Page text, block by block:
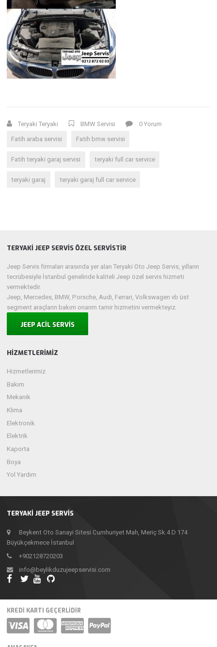
Teryaki Teryaki BMW Servisi 0 Yorum
Fatih araba servisi Fatih bmw servisi
Fatih teryaki garaj servisi teryaki full car service
teryaki garaj teryaki garaj full car service
TERYAKİ JEEP SERVİS
Beykent Oto Sanayi Sitesi Cumhuriyet Mah, Meriç Sk.4 D 174
Büyükçekmece İstanbul
+902128720203
info@beylikduzujeepservisi.com
TERYAKİ JEEP SERVİS ÖZEL SERVİSTİR
Jeep Servis firmaları arasında yer alan Teryaki Oto Jeep Servis, yılların
tecrübesiyle İstanbul genelinde kaliteli Jeep özel servis hizmeti
vermektedir.
Jeep, Mercedes, BMW, Porsche, Audi, Ferrari, Volkswagen vb üst
segment araçların bakım onarım tamir hizmetini vermekteyiz.
JEEP ACİL SERVİS
HIZMETLERIMIZ
Hizmetlerimiz
Bakım
Mekanik
Klima
Elektronik
Elektrik
Kaporta
Boya
Yol Yardım
KREDI KARTI GEÇERLIDIR